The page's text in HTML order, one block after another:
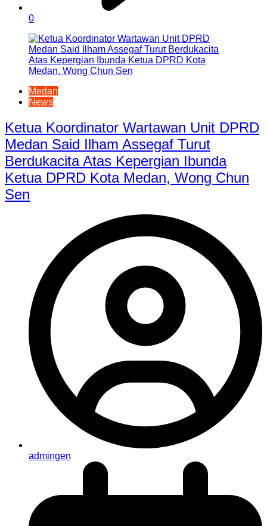
0
Medan
News
Ketua Koordinator Wartawan Unit DPRD
Medan Said Ilham Assegaf Turut
Berdukacita Atas Kepergian Ibunda
Ketua DPRD Kota Medan, Wong Chun
Sen
admingen